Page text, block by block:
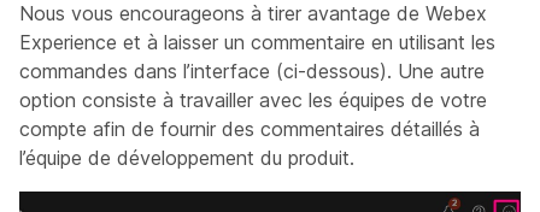
Nous vous encourageons à tirer avantage de Webex
Experience et à laisser un commentaire en utilisant les
commandes dans l’interface (ci-dessous). Une autre
option consiste à travailler avec les équipes de votre
compte afin de fournir des commentaires détaillés à
l’équipe de développement du produit.